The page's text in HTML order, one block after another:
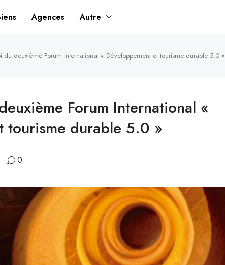
Agences Autre
du deuxième Forum International « Développement et tourisme durable 5.0 »
Forum International «
tourisme durable 5.0 »
0